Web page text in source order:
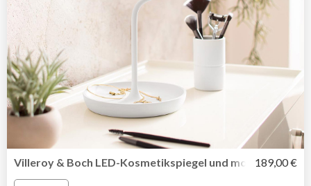
Villeroy & Boch LED-Kosmetikspiegel und mobile189,00 €